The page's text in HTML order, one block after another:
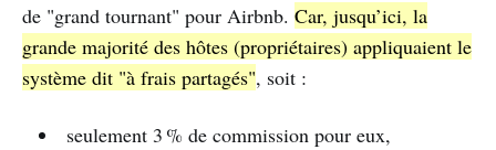
de "grand tournant" pour Airbnb. Car, jusqu’ici, la
grande majorité des hôtes (propriétaires) appliquaient le
système dit "à frais partagés", soit :
seulement 3 % de commission pour eux,